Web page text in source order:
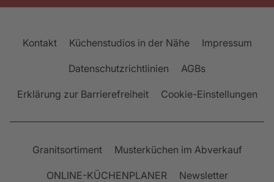
Kontakt Küchenstudios in der Nähe Impressum
Datenschutzrichtlinien AGBs
Erklärung zur Barrierefreiheit Cookie-Einstellungen
Granitsortiment Musterküchen im Abverkauf
ONLINE-KÜCHENPLANER Newsletter